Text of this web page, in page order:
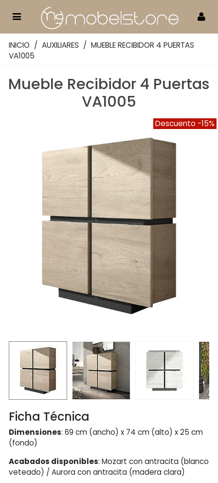
INICIO / AUXILIARES / MUEBLE RECIBIDOR 4 PUERTAS
VA1005
Mueble Recibidor 4 Puertas
VA1005
Descuento -15%
Ficha Técnica
Dimensiones: 69 cm (ancho) x 74 cm (alto) x 25 cm
(fondo)
Acabados disponibles: Mozart con antracita (blanco
veteado) / Aurora con antracita (madera clara)